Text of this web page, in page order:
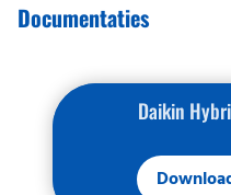
Documentaties
Daikin